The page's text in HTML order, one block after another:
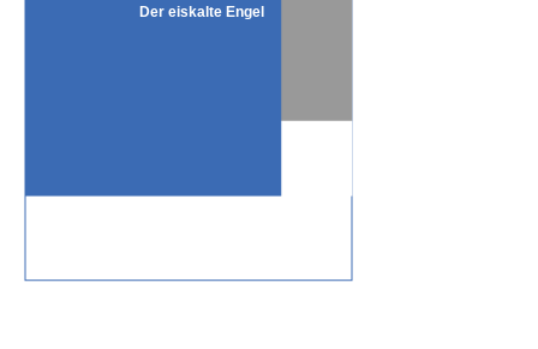
Der eiskalte Engel